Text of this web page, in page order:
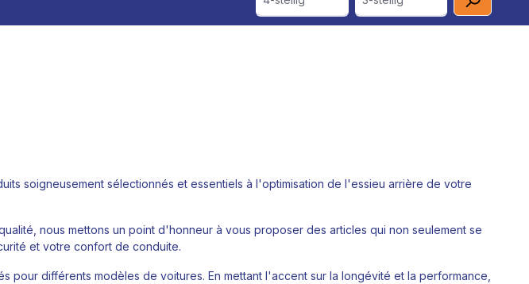
soigneusement sélectionnés et essentiels à l'optimisation de l'essieu arrière de votre
nous mettons un point d'honneur à vous proposer des articles qui non seulement se
et votre confort de conduite.
différents modèles de voitures. En mettant l'accent sur la longévité et la performance,